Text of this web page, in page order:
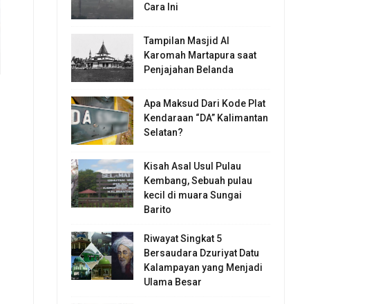
Cara Ini
Tampilan Masjid Al
Karomah Martapura saat
Penjajahan Belanda
Apa Maksud Dari Kode Plat
Kendaraan “DA” Kalimantan
Selatan?
Kisah Asal Usul Pulau
Kembang, Sebuah pulau
kecil di muara Sungai
Barito
Riwayat Singkat 5
Bersaudara Dzuriyat Datu
Kalampayan yang Menjadi
Ulama Besar